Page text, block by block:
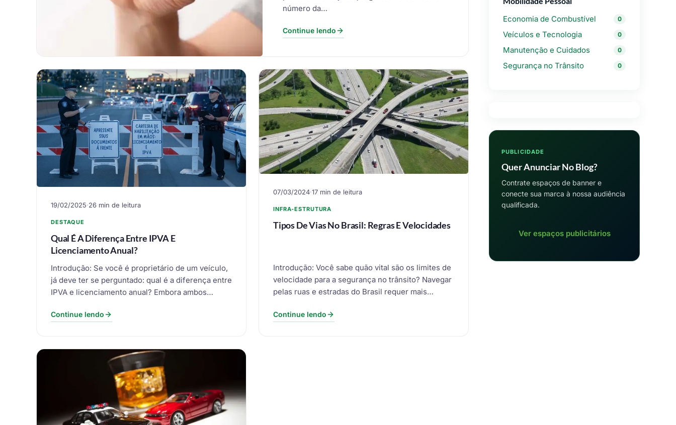
número da…
Continue lendo
19/02/2025·26 min de leitura
DESTAQUE
Qual É A Diferença Entre IPVA E
Licenciamento Anual?
Introdução: Se você é proprietário de um veículo,
já deve ter se perguntado: qual é a diferença entre
IPVA e licenciamento anual? Embora ambos…
Continue lendo
07/03/2024·17 min de leitura
INFRA-ESTRUTURA
Tipos De Vias No Brasil: Regras E Velocidades
Introdução: Você sabe quão vital são os limites de
velocidade para a segurança no trânsito? Navegar
pelas ruas e estradas do Brasil requer mais…
Continue lendo
Economia de Combustível
0
Veículos e Tecnologia 0
Manutenção e Cuidados 0
Segurança no Trânsito 0
PUBLICIDADE
Quer Anunciar No Blog?
Contrate espaços de banner e
conecte sua marca à nossa audiência
qualificada.
Ver espaços publicitários